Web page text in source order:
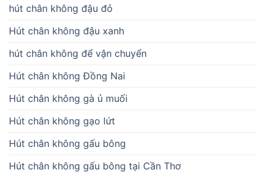
hút chân không đậu đỏ
Hút chân không đậu xanh
hút chân không để vận chuyển
Hút chân không Đồng Nai
Hút chân không gà ủ muối
Hút chân không gạo lứt
Hút chân không gấu bông
Hút chân không gấu bông tại Cần Thơ